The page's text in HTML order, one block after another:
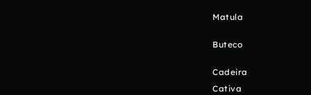
Matula
Buteco
Cadeira
Cativa